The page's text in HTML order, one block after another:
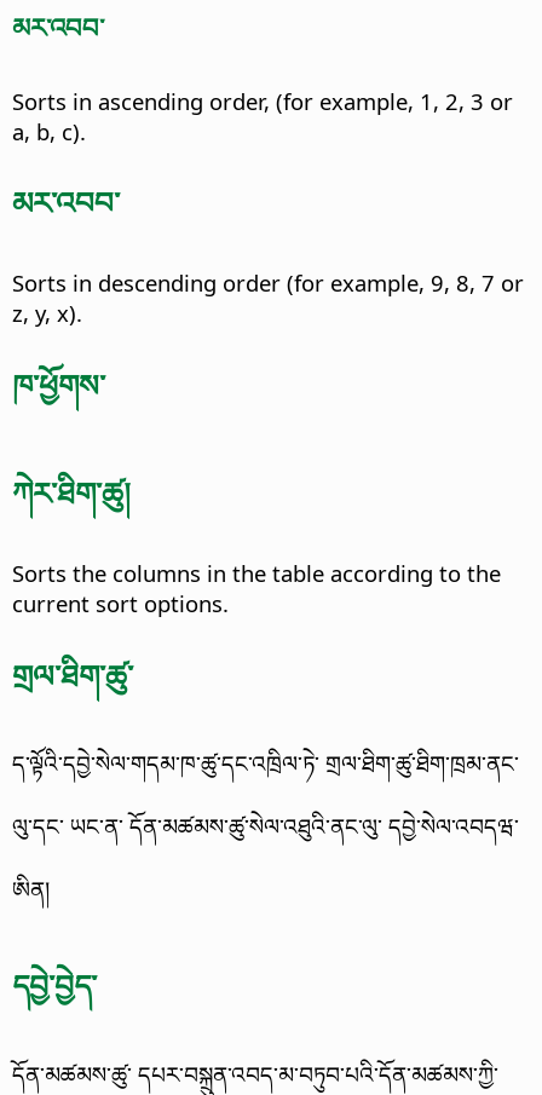
མར་འབབ་
Sorts in ascending order, (for example, 1, 2, 3 or
a, b, c).
མར་འབབ་
Sorts in descending order (for example, 9, 8, 7 or
z, y, x).
ཁ་ཕྱོགས་
ཀེར་ཐིག་ཚུ།
Sorts the columns in the table according to the
current sort options.
གྲལ་ཐིག་ཚུ་
ད་ལྟོའི་དབྱེ་སེལ་གདམ་ཁ་ཚུ་དང་འཁྲིལ་ཏེ་ གྲལ་ཐིག་ཚུ་ཐིག་ཁྲམ་ནང་
ལུ་དང་ ཡང་ན་ དོན་མཚམས་ཚུ་སེལ་འཐུའི་ནང་ལུ་ དབྱེ་སེལ་འབདཝ་
ཨིན།
དབྱེ་བྱེད་
དོན་མཚམས་ཚུ་ དཔར་བསྐྲུན་འབད་མ་བཏུབ་པའི་དོན་མཚམས་ཀྱི་